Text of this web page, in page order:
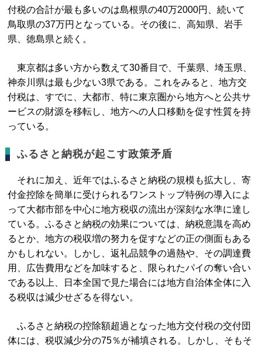
付税の合計が最も多いのは島根県の40万2000円、続いて
鳥取県の37万円となっている。その後に、高知県、岩手
県、徳島県と続く。
東京都は多い方から数えて30番目で、千葉県、埼玉県、
神奈川県は最も少ない3県である。これをみると、地方交
付税は、すでに、大都市、特に東京圏から地方へと公共サ
ービスの財源を移転し、地方への人口移動を促す性質を持
っている。
ふるさと納税が起こす政策矛盾
それに加え、近年ではふるさと納税の規模も拡大し、寄
付金控除を簡単に受けられるワンストップ特例の導入によ
って大都市部を中心に地方税収の流出が深刻な水準に達し
ている。ふるさと納税の効果については、納税意識を高め
るとか、地方の税収増の努力を促すなどの正の側面もある
かもしれない。しかし、返礼品競争の過熱や、その調達費
用、広告費用などを加味すると、限られたパイの奪い合い
である以上、日本全国で見た場合には地方自治体全体に入
る税収は減少せざるを得ない。
ふるさと納税の控除額超過となった地方交付税の交付団
体には、税収減少分の75％が補填される。しかし、そもそ